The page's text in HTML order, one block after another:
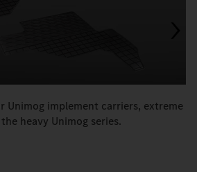
Unimog implement carriers, extreme
heavy Unimog series.